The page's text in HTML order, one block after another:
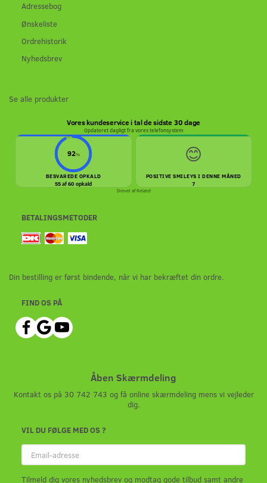
Adressebog
Ønskeliste
Ordrehistorik
Nyhedsbrev
Se alle produkter
Vores kundeservice i tal de sidste 30 dage
Opdateret dagligt fra vores telefonsystem
92%
BESVAREDE OPKALD
55 af 60 opkald
😊
POSITIVE SMILEYS I DENNE MÅNED
7
Drevet afRelatel
BETALINGSMETODER
Din bestilling er først bindende, når vi har bekræftet din ordre.
FIND OS PÅ
Åben Skærmdeling
Kontakt os på 30 742 743 og få online skærmdeling mens vi vejleder
dig.
VIL DU FØLGE MED OS ?
Email-
adresse
Tilmeld dig vores nyhedsbrev og modtag gode tilbud samt andre